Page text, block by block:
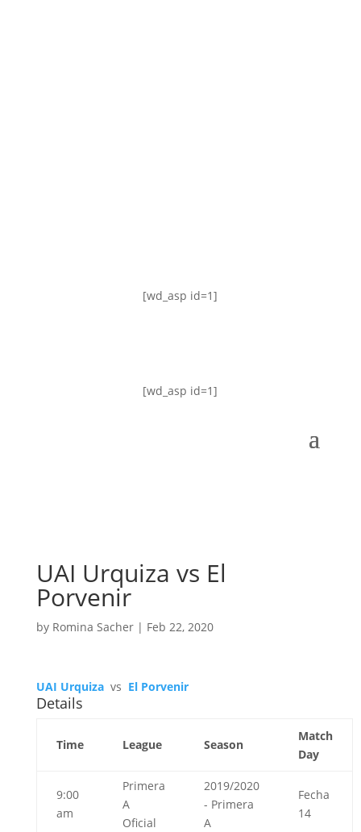
[wd_asp id=1]
[wd_asp id=1]
UAI Urquiza vs El
Porvenir
by Romina Sacher| Feb 22, 2020
UAI Urquiza vs El Porvenir
Details
Time League Season
Match
Day
9:00
am
Primera
A
Oficial
2019/2020
- Primera
A
Fecha
14